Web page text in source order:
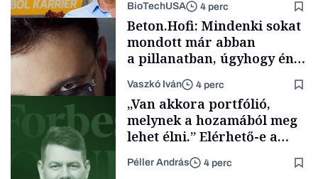
Energia
Content Lab HUB
BioTechUSA 4 perc
Forbes-sztori
Beton.Hofi: Mindenki sokat
mondott már abban
a pillanatban, úgyhogy én
a legsarkosabb
gondolataimat akartam
kimondani
Vaszkó Iván 4 perc
„Van akkora portfólió,
melynek a hozamából meg
lehet élni.” Elérhető-e a
passzív jövedelem és az
anyagi függetlenség?
Péller András 4 perc